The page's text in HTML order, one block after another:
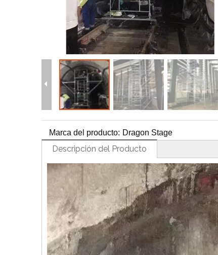
Marca del producto: Dragon Stage
Descripción del Producto